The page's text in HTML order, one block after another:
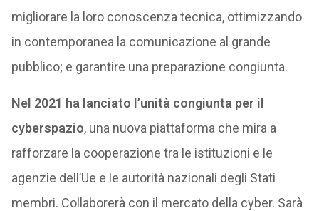
migliorare la loro conoscenza tecnica, ottimizzando
in contemporanea la comunicazione al grande
pubblico; e garantire una preparazione congiunta.
Nel 2021 ha lanciato l’unità congiunta per il
cyberspazio, una nuova piattaforma che mira a
rafforzare la cooperazione tra le istituzioni e le
agenzie dell’Ue e le autorità nazionali degli Stati
membri. Collaborerà con il mercato della cyber. Sarà